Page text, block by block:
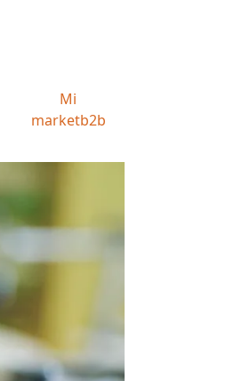
Mi
marketb2b